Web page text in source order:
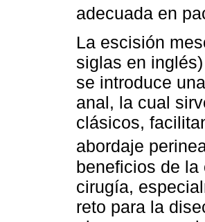
adecuada en
La escisión
siglas en
se introduce
anal, la cual
clásicos,
abordaje
beneficios de
cirugía,
reto para la